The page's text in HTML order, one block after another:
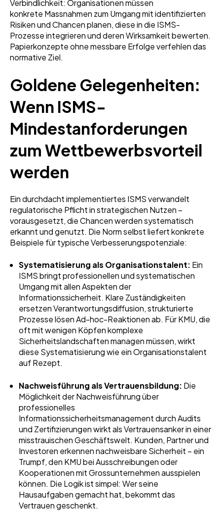
Verbindlichkeit: Organisationen müssen
konkrete Massnahmen zum Umgang mit identifizierten
Risiken und Chancen planen, diese in die ISMS-
Prozesse integrieren und deren Wirksamkeit bewerten.
Papierkonzepte ohne messbare Erfolge verfehlen das
normative Ziel.
Goldene Gelegenheiten:
Wenn ISMS-
Mindestanforderungen
zum Wettbewerbsvorteil
werden
Ein durchdacht implementiertes ISMS verwandelt
regulatorische Pflicht in strategischen Nutzen –
vorausgesetzt, die Chancen werden systematisch
erkannt und genutzt. Die Norm selbst liefert konkrete
Beispiele für typische Verbesserungspotenziale:
Systematisierung als Organisationstalent: Ein
ISMS bringt professionellen und systematischen
Umgang mit allen Aspekten der
Informationssicherheit. Klare Zuständigkeiten
ersetzen Verantwortungsdiffusion, strukturierte
Prozesse lösen Ad-hoc-Reaktionen ab. Für KMU, die
oft mit wenigen Köpfen komplexe
Sicherheitslandschaften managen müssen, wirkt
diese Systematisierung wie ein Organisationstalent
auf Rezept.
Nachweisführung als Vertrauensbildung: Die
Möglichkeit der Nachweisführung über
professionelles
Informationssicherheitsmanagement durch Audits
und Zertifizierungen wirkt als Vertrauensanker in einer
misstrauischen Geschäftswelt. Kunden, Partner und
Investoren erkennen nachweisbare Sicherheit – ein
Trumpf, den KMU bei Ausschreibungen oder
Kooperationen mit Grossunternehmen ausspielen
können. Die Logik ist simpel: Wer seine
Hausaufgaben gemacht hat, bekommt das
Vertrauen geschenkt.